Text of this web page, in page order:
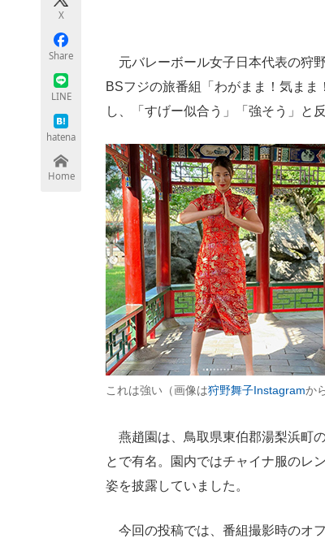
X
Share
LINE
hatena
Home
元バレーボール女子日本代表の狩
BSフジの旅番組「わがまま！気ま
し、「すげー似合う」「強そう」と
これは強い（画像は狩野舞子Instagramか
燕趙園は、鳥取県東伯郡湯梨浜町
とで有名。園内ではチャイナ服のレ
姿を披露していました。
今回の投稿では、番組撮影時のオ